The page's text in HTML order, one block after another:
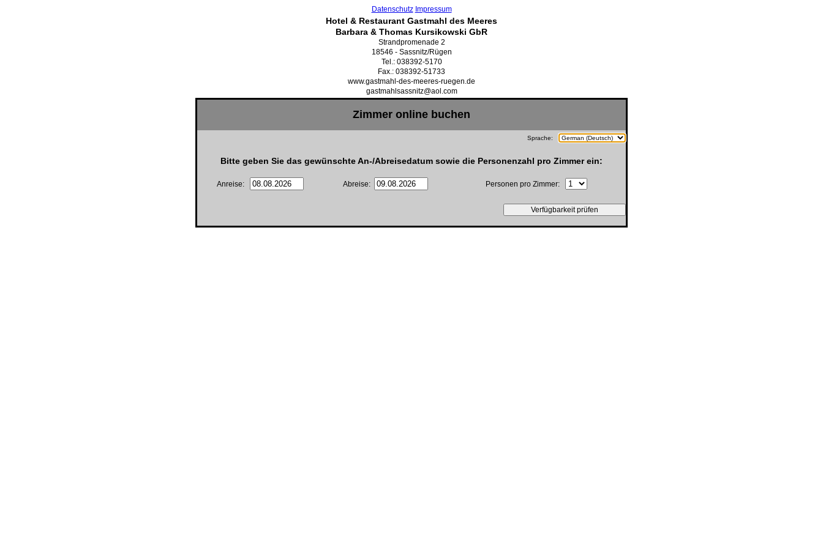
Datenschutz Impressum
Hotel & Restaurant Gastmahl des Meeres
Barbara & Thomas Kursikowski GbR
Strandpromenade 2
18546 - Sassnitz/Rügen
Tel.: 038392-5170
Fax.: 038392-51733
www.gastmahl-des-meeres-ruegen.de
gastmahlsassnitz@aol.com
Zimmer online buchen
Sprache:
Bitte geben Sie das gewünschte An-/Abreisedatum sowie die Personenzahl pro Zimmer ein:
Anreise: Abreise: Personen pro Zimmer: